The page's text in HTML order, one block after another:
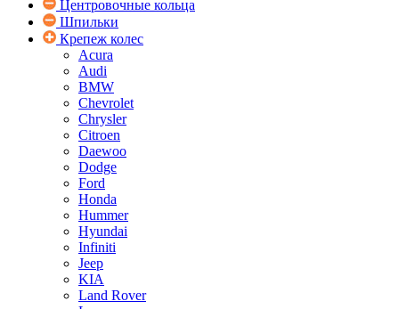
Центровочные кольца
Шпильки
Крепеж колес
Acura
Audi
BMW
Chevrolet
Chrysler
Citroen
Daewoo
Dodge
Ford
Honda
Hummer
Hyundai
Infiniti
Jeep
KIA
Land Rover